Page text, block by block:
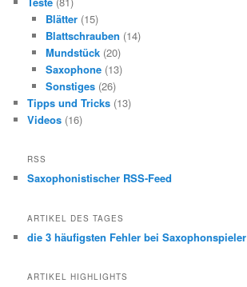
Blätter(15)
Blattschrauben (14)
Mundstück(20)
Saxophone(13)
Sonstiges(26)
Tipps und Tricks (13)
Videos (16)
RSS
Saxophonistischer RSS-Feed
ARTIKEL DES TAGES
die 3 häufigsten Fehler bei Saxophonspieler
ARTIKEL HIGHLIGHTS